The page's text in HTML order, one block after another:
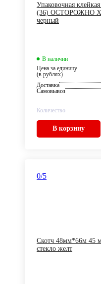
Упаковочная
(36) ОСТОРОЖНО
черный
В наличии
Цена за единицу
(в рублях)
Доставка
Самовывоз
Количество
В корзину
0/5
Скотч 48мм*66м
стекло желт